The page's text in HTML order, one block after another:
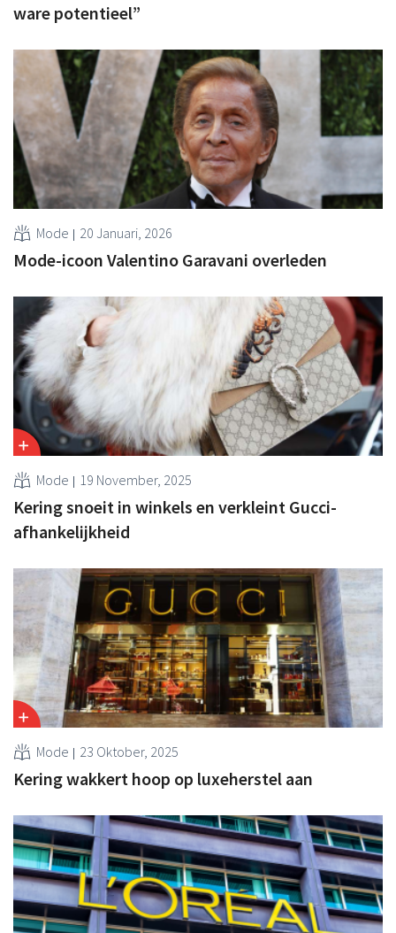
ware potentieel”
Mode 20 Januari, 2026
Mode-icoon Valentino Garavani overleden
Mode 19 November, 2025
Kering snoeit in winkels en verkleint Gucci-
afhankelijkheid
Mode 23 Oktober, 2025
Kering wakkert hoop op luxeherstel aan